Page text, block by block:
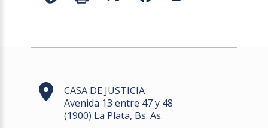
CASA DE JUSTICIA
Avenida 13 entre 47 y 48
(1900) La Plata, Bs. As.